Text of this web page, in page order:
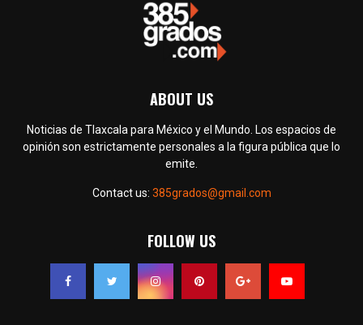
ABOUT US
Noticias de Tlaxcala para México y el Mundo. Los espacios de
opinión son estrictamente personales a la figura pública que lo
emite.
Contact us: 385grados@gmail.com
FOLLOW US